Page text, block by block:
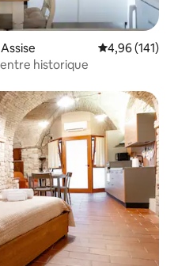
Évaluation
4,96 (141)
historique